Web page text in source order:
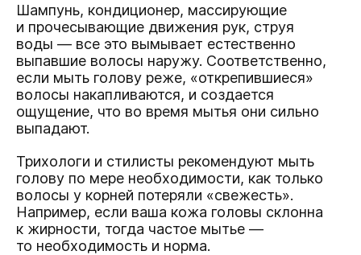
Шампунь, кондиционер, массирующие
и прочесывающие движения рук, струя
воды — все это вымывает естественно
выпавшие волосы наружу. Соответственно,
если мыть голову реже, «открепившиеся»
волосы накапливаются, и создается
ощущение, что во время мытья они сильно
выпадают.
Трихологи и стилисты рекомендуют мыть
голову по мере необходимости, как только
волосы у корней потеряли «свежесть».
Например, если ваша кожа головы склонна
к жирности, тогда частое мытье —
то необходимость и норма.